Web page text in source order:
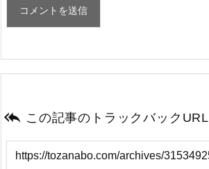
 この記事のトラックバックURL